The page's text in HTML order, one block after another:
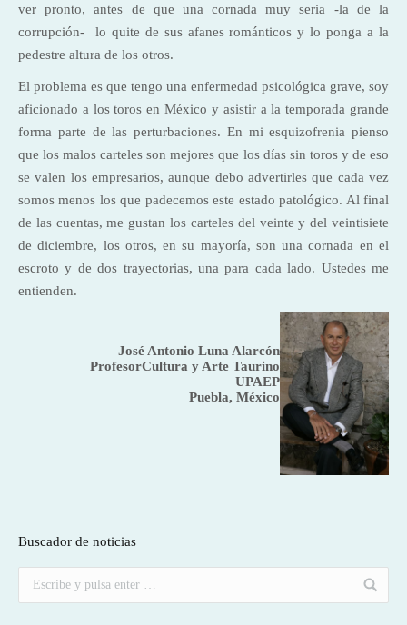
ver pronto, antes de que una cornada muy seria -la de la
corrupción- lo quite de sus afanes románticos y lo ponga a la
pedestre altura de los otros.
El problema es que tengo una enfermedad psicológica grave, soy
aficionado a los toros en México y asistir a la temporada grande
forma parte de las perturbaciones. En mi esquizofrenia pienso
que los malos carteles son mejores que los días sin toros y de eso
se valen los empresarios, aunque debo advertirles que cada vez
somos menos los que padecemos este estado patológico. Al final
de las cuentas, me gustan los carteles del veinte y del veintisiete
de diciembre, los otros, en su mayoría, son una cornada en el
escroto y de dos trayectorias, una para cada lado. Ustedes me
entienden.
José Antonio Luna Alarcón
ProfesorCultura y Arte Taurino
UPAEP
Puebla, México
Buscador de noticias